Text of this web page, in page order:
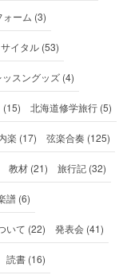
ォーム (3)
サイタル (53)
ッスングッズ (4)
(15) 北海道修学旅行 (5)
楽 (17) 弦楽合奏 (125)
教材 (21) 旅行記 (32)
譜 (6)
いて (22) 発表会 (41)
読書 (16)